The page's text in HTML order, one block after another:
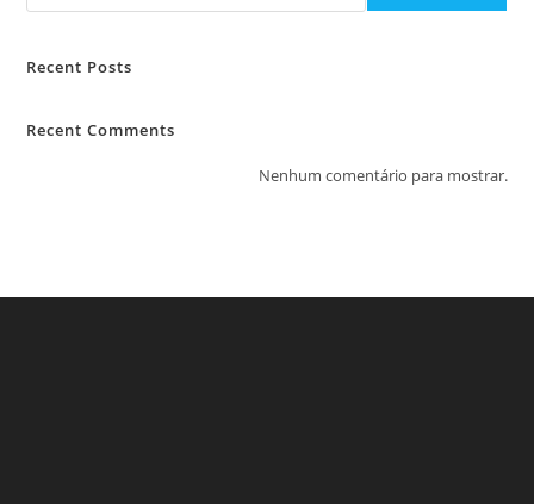
Recent Posts
Recent Comments
Nenhum comentário para mostrar.